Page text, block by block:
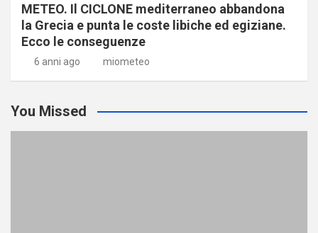
METEO. Il CICLONE mediterraneo abbandona
la Grecia e punta le coste libiche ed egiziane.
Ecco le conseguenze
6 anni ago miometeo
You Missed